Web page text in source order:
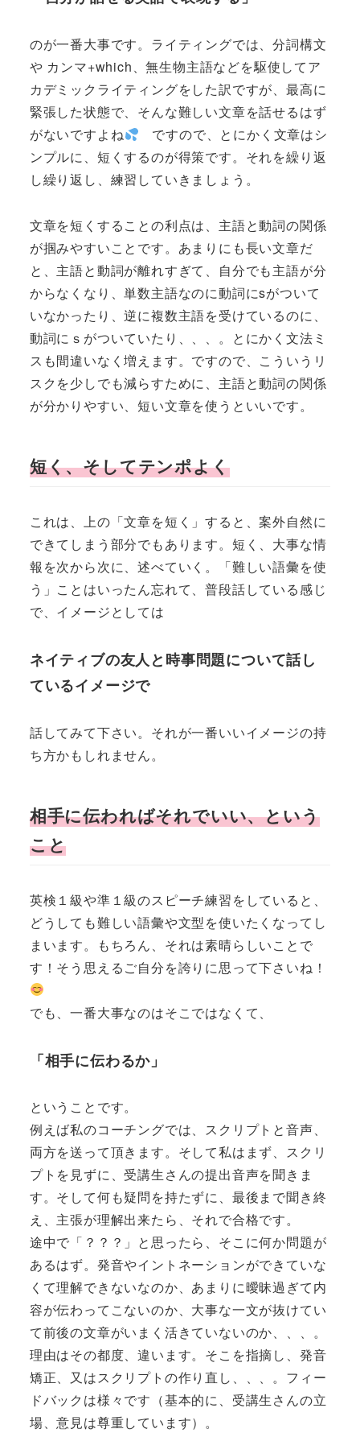
のが一番大事です。ライティングでは、分詞構文
や カンマ+which、無生物主語などを駆使してア
カデミックライティングをした訳ですが、最高に
緊張した状態で、そんな難しい文章を話せるはず
がないですよね
ですので、とにかく文章はシ
ンプルに、短くするのが得策です。それを繰り返
し繰り返し、練習していきましょう。
文章を短くすることの利点は、主語と動詞の関係
が掴みやすいことです。あまりにも長い文章だ
と、主語と動詞が離れすぎて、自分でも主語が分
からなくなり、単数主語なのに動詞にsがついて
いなかったり、逆に複数主語を受けているのに、
動詞にｓがついていたり、、、。とにかく文法ミ
スも間違いなく増えます。ですので、こういうリ
スクを少しでも減らすために、主語と動詞の関係
が分かりやすい、短い文章を使うといいです。
短く、そしてテンポよく
これは、上の「文章を短く」すると、案外自然に
できてしまう部分でもあります。短く、大事な情
報を次から次に、述べていく。「難しい語彙を使
う」ことはいったん忘れて、普段話している感じ
で、イメージとしては
ネイティブの友人と時事問題について話し
ているイメージで
話してみて下さい。それが一番いいイメージの持
ち方かもしれません。
相手に伝わればそれでいい、という
こと
英検１級や準１級のスピーチ練習をしていると、
どうしても難しい語彙や文型を使いたくなってし
まいます。もちろん、それは素晴らしいことで
す！そう思えるご自分を誇りに思って下さいね！
でも、一番大事なのはそこではなくて、
「相手に伝わるか」
ということです。
例えば私のコーチングでは、スクリプトと音声、
両方を送って頂きます。そして私はまず、スクリ
プトを見ずに、受講生さんの提出音声を聞きま
す。そして何も疑問を持たずに、最後まで聞き終
え、主張が理解出来たら、それで合格です。
途中で「？？？」と思ったら、そこに何か問題が
あるはず。発音やイントネーションができていな
くて理解できないなのか、あまりに曖昧過ぎて内
容が伝わってこないのか、大事な一文が抜けてい
て前後の文章がいまく活きていないのか、、、。
理由はその都度、違います。そこを指摘し、発音
矯正、又はスクリプトの作り直し、、、。フィー
ドバックは様々です（基本的に、受講生さんの立
場、意見は尊重しています）。